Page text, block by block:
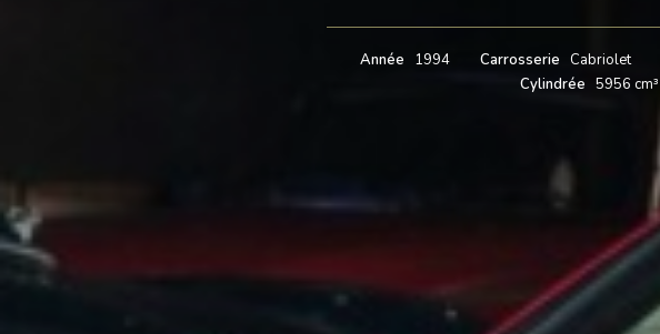
Année 1994 Carrosserie Cabriolet
Cylindrée 5956 cm³